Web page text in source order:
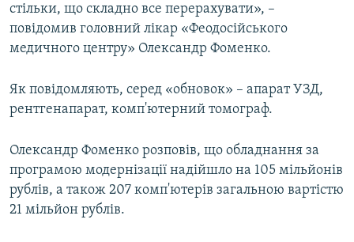
Усі сайти RFE/RL
стільки, що складно все перерахувати», –
повідомив головний лікар «Феодосійського
медичного центру» Олександр Фоменко.
Як повідомляють, серед «обновок» – апарат УЗД,
рентгенапарат, комп'ютерний томограф.
Олександр Фоменко розповів, що обладнання за
програмою модернізації надійшло на 105 мільйонів
рублів, а також 207 комп'ютерів загальною вартістю
21 мільйон рублів.